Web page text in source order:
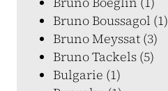
Bruno Boussagol (1)
Bruno Meyssat (3)
Bruno Tackels (5)
Bulgarie (1)